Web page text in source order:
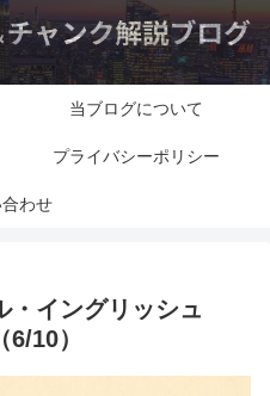
当ブログについて
プライバシーポリシー
わせ
・イングリッシュ
10）